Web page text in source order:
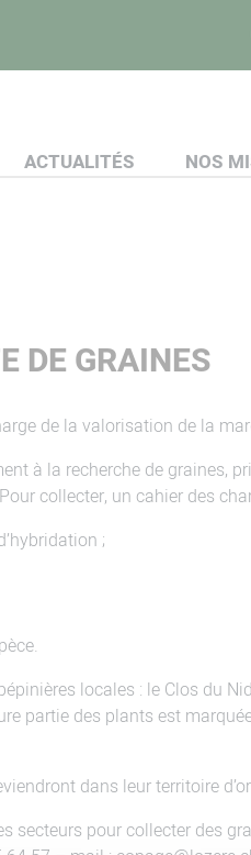
ACTUALITÉS NOS
DE GRAINES
de la valorisation de la
à la recherche de graines,
collecter, un cahier des
;
locales : le Clos du
partie des plants est
dans leur territoire
pour collecter des